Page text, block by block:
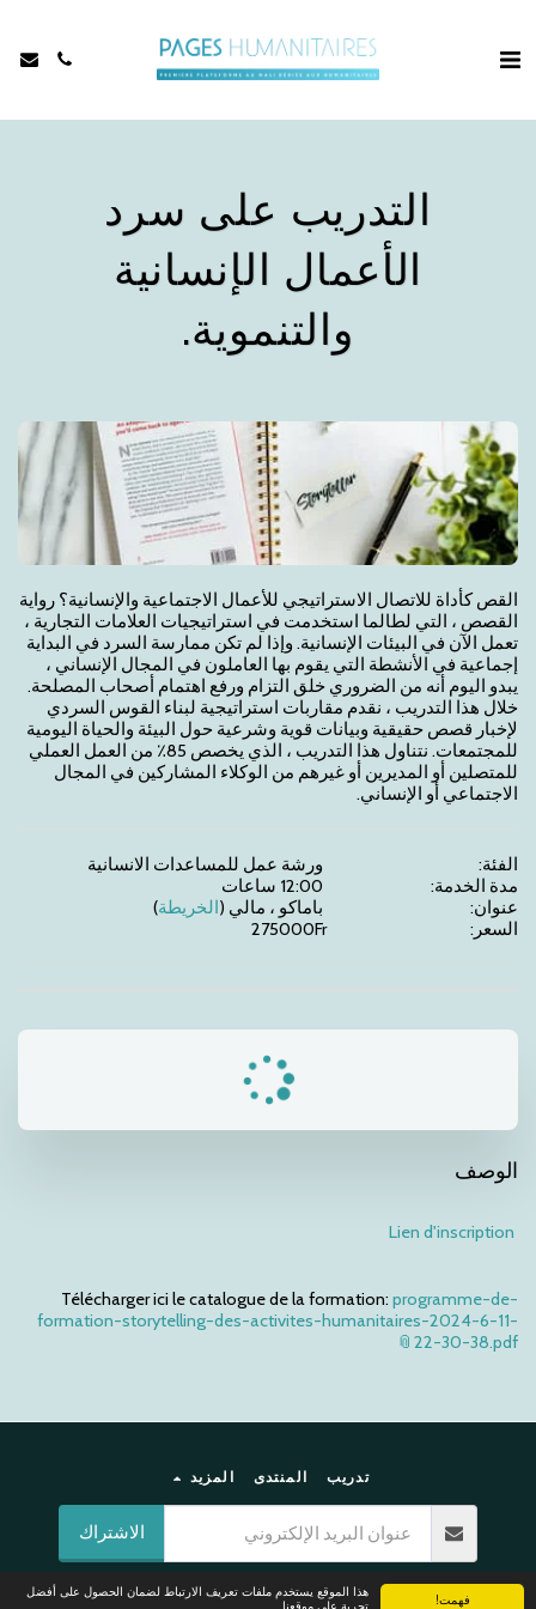
فهمت!
هذا الموقع يستخدم ملفات تعريف الارتباط لضمان الحصول على أفضل
تجربة على موقعنا
التدريب على سرد
الأعمال الإنسانية
والتنموية.
الاجتماعي أو الإنساني.
الفئة:
ورشة عمل للمساعدات الانسانية
مدة الخدمة:
عنوان:
باماكو ، مالي (الخريطة)
السعر:
275000Fr
الوصف
Lien d'inscription
Télécharger ici le catalogue de la formation: programme-de-
formation-storytelling-des-activites-humanitaires-2024-6-11-
22-30-38.pdf
تدريب المنتدى المزيد
الاشتراك
حقوق النشر © 2026 جميع الحقوق محفوظة - pages humanitaires